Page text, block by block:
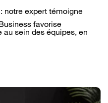
notre expert témoigne
favorise
au sein des équipes, en